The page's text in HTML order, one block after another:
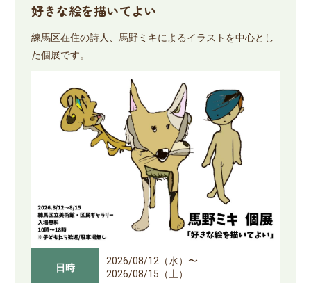
好きな絵を描いてよい
練馬区在住の詩人、馬野ミキによるイラストを中心とし
た個展です。
日時
2026/08/12（水）〜
2026/08/15（土）